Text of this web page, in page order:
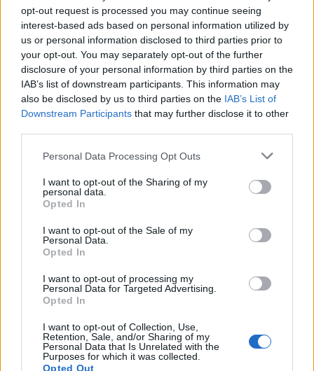
opt-out request is processed you may continue seeing
interest-based ads based on personal information utilized by
us or personal information disclosed to third parties prior to
your opt-out. You may separately opt-out of the further
disclosure of your personal information by third parties on the
IAB’s list of downstream participants. This information may
also be disclosed by us to third parties on the IAB’s List of
Downstream Participants that may further disclose it to other
Please note that this website/app uses one or more Google
not limited to your visit or usage behaviour. You may click to
grant or deny consent to Google and its third-party tags to
use your data for below specified purposes in below Google
consent section.
Personal Data Processing Opt Outs
I want to opt-out of the Sharing of my
personal data.
Opted In
I want to opt-out of the Sale of my
Personal Data.
Opted In
I want to opt-out of processing my
Personal Data for Targeted Advertising.
Opted In
I want to opt-out of Collection, Use,
Retention, Sale, and/or Sharing of my
Personal Data that Is Unrelated with the
Purposes for which it was collected.
Opted Out
Hirdetés•2015. augusztus 01.
A Budapest Parkban utolsó alkalommal
találkozhatunk a zenekarral két évtizedes ...
Holnap indul a Rippl-Rónai Fesztivál
Hirdetés•2015. május 27.